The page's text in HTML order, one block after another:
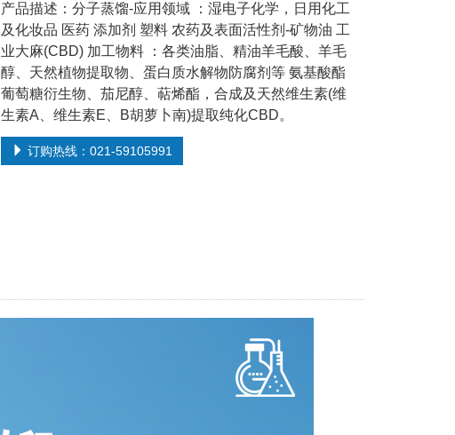
产品描述：分子蒸馏-应用领域 ：湿电子化学，日用化工
及化妆品 医药 添加剂 塑料 农药及表面活性剂-矿物油 工
业大麻(CBD) 加工物料 ：各类油脂、精油羊毛酸、羊毛
醇、天然植物提取物、蛋白质水解物防腐剂等 氨基酸酯
葡萄糖衍生物、茄尼醇、萜烯酯，合成及天然维生素(维
生素A、维生素E、B胡萝卜南)提取纯化CBD。
订购热线：021-59105991